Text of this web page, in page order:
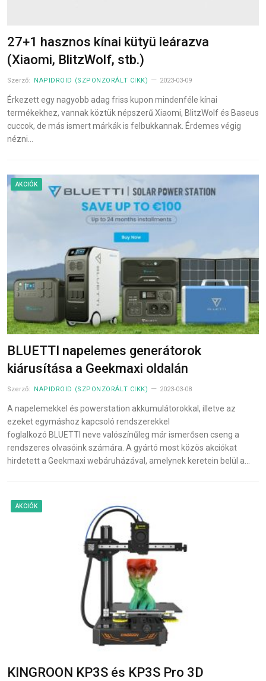
27+1 hasznos kínai kütyü leárazva
(Xiaomi, BlitzWolf, stb.)
Szerző: NAPIDROID (SZPONZORÁLT CIKK) 2023-03-09
Érkezett egy nagyobb adag friss kupon mindenféle kínai
termékekhez, vannak köztük népszerű Xiaomi, BlitzWolf és Baseus
cuccok, de más ismert márkák is felbukkannak. Érdemes végig
nézni…
AKCIÓK
BLUETTI napelemes generátorok
kiárusítása a Geekmaxi oldalán
Szerző: NAPIDROID (SZPONZORÁLT CIKK) 2023-03-08
A napelemekkel és powerstation akkumulátorokkal, illetve az
ezeket egymáshoz kapcsoló rendszerekkel
foglalkozó BLUETTI neve valószínűleg már ismerősen cseng a
rendszeres olvasóink számára. A gyártó most közös akciókat
hirdetett a Geekmaxi webáruházával, amelynek keretein belül a…
AKCIÓK
KINGROON KP3S és KP3S Pro 3D